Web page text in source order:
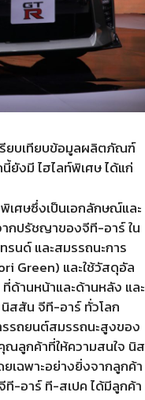
ยบเทียบข้อมูลผลิตภัณฑ์
ยังมี ไฮไลท์พิเศษ ได้แก่
เศษซึ่งเป็นเอกลักษณ์และ
กปรัชญาของจีที-อาร์ ใน
รนด์ และสมรรถนะการ
Green) และใช้วัสดุอัล
านหน้าและด้านหลัง และ
สสัน จีที-อาร์ ทั่วโลก
รถยนต์สมรรถนะสูงของ
ณลูกค้าที่ให้ความสนใจ นิส
เฉพาะอย่างยิ่งจากลูกค้า
ที-อาร์ ที-สเปค ได้มีลูกค้า